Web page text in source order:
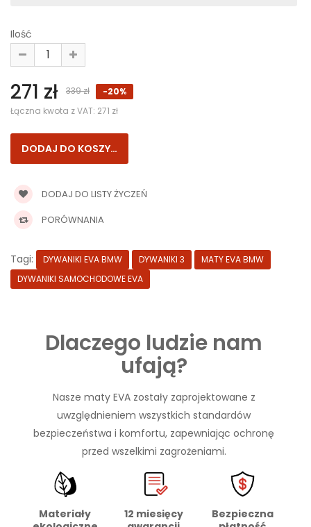
Ilość
271 zł 339 zł
-20%
Łączna kwota z VAT: 271 zł
DODAJ DO LISTY ŻYCZEŃ
PORÓWNANIA
Tagi: DYWANIKI EVA BMW DYWANIKI 3
MATY EVA BMW
DYWANIKI SAMOCHODOWE EVA
Dlaczego ludzie nam
ufają?
Nasze maty EVA zostały zaprojektowane z
uwzględnieniem wszystkich standardów
bezpieczeństwa i komfortu, zapewniając ochronę
przed wszelkimi zagrożeniami.
Materiały
12 miesięcy
Bezpieczna